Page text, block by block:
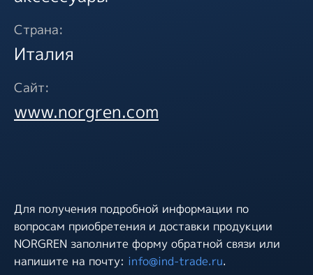
Страна:
Италия
Сайт:
www.norgren.com
Для получения подробной информации по
вопросам приобретения и доставки продукции
NORGREN заполните форму обратной связи или
напишите на почту: info@ind-trade.ru.